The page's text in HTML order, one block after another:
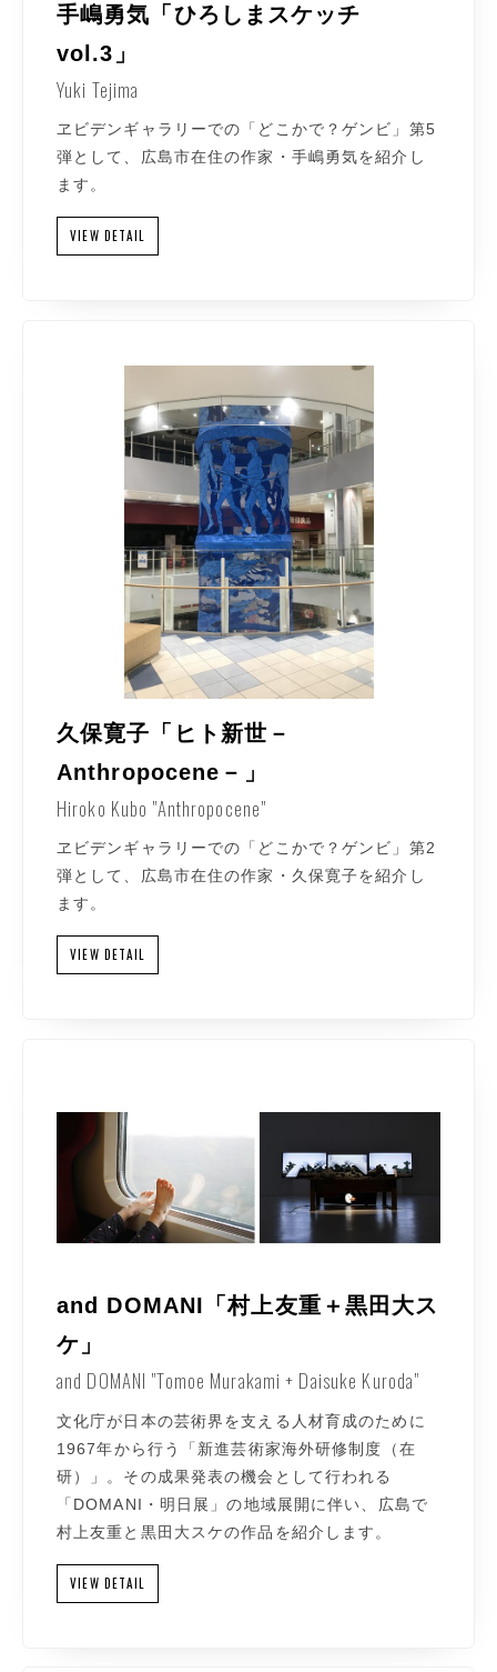
手嶋勇気「ひろしまスケッチ
vol.3」
Yuki Tejima
ヱビデンギャラリーでの「どこかで？ゲンビ」第5
弾として、広島市在住の作家・手嶋勇気を紹介し
ます。
VIEW DETAIL
久保寛子「ヒト新世－
Anthropocene－」
Hiroko Kubo "Anthropocene"
ヱビデンギャラリーでの「どこかで？ゲンビ」第2
弾として、広島市在住の作家・久保寛子を紹介し
ます。
VIEW DETAIL
and DOMANI「村上友重＋黒田大ス
ケ」
and DOMANI "Tomoe Murakami + Daisuke Kuroda"
文化庁が日本の芸術界を支える人材育成のために
1967年から行う「新進芸術家海外研修制度（在
研）」。その成果発表の機会として行われる
「DOMANI・明日展」の地域展開に伴い、広島で
村上友重と黒田大スケの作品を紹介します。
VIEW DETAIL